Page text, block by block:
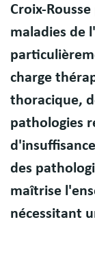
Croix-
maladies de
charge
thoracique,
pathologies
des
maîtrise
nécessitant